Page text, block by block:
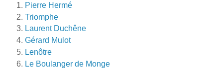
Pierre Hermé
Triomphe
Laurent Duchêne
Gérard Mulot
Lenôtre
Le Boulanger de Monge